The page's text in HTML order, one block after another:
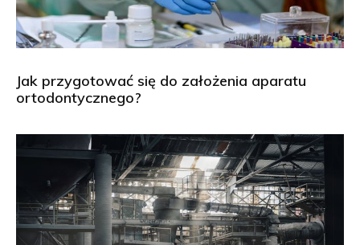
Jak przygotować się do założenia aparatu
ortodontycznego?